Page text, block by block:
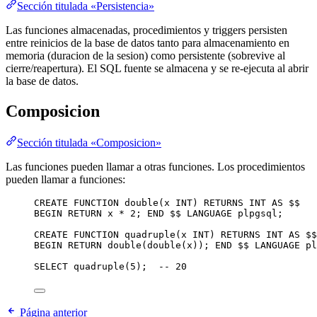
Sección titulada «Persistencia»
Las funciones almacenadas, procedimientos y triggers persisten
entre reinicios de la base de datos tanto para almacenamiento en
memoria (duracion de la sesion) como persistente (sobrevive al
cierre/reapertura). El SQL fuente se almacena y se re-ejecuta al abrir
la base de datos.
Composicion
Sección titulada «Composicion»
Las funciones pueden llamar a otras funciones. Los procedimientos
pueden llamar a funciones:
CREATE FUNCTION double (x INT) RETURNS INT AS $$
BEGIN RETURN x * 2 ; END $$ LANGUAGE plpgsql;
CREATE
FUNCTION quadruple (x INT) RETURNS INT AS $$
BEGIN RETURN double(double(x)); END $$ LANGUAGE
SELECT quadruple( 5 ); -- 20
Página anterior